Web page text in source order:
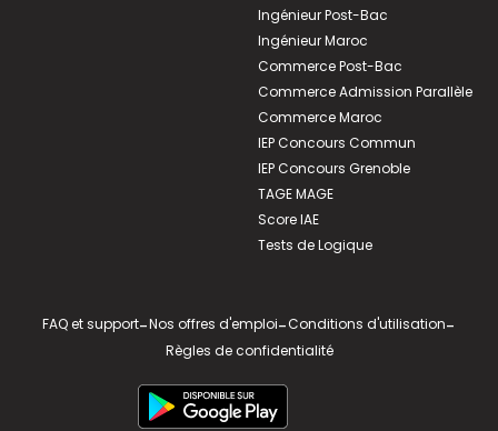
Ingénieur Post-Bac
Ingénieur Maroc
Commerce Post-Bac
Commerce Admission Parallèle
Commerce Maroc
IEP Concours Commun
IEP Concours Grenoble
TAGE MAGE
Score IAE
Tests de Logique
FAQ et support-Nos offres d'emploi-Conditions d'utilisation-
Règles de confidentialité